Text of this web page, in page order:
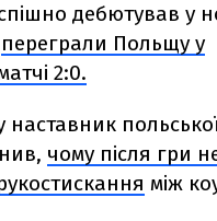
дебютував у
переграли Польщу у
2:0.
наставник
чому після гри
між